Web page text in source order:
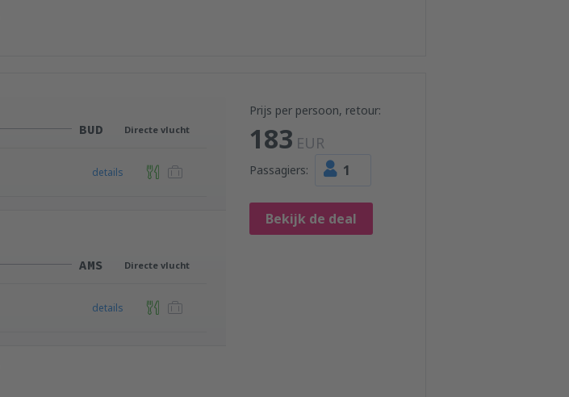
Prijs per persoon, retour:
183 EUR
Passagiers: 1
Bekijk de deal
BUD Directe vlucht
details
AMS Directe vlucht
details